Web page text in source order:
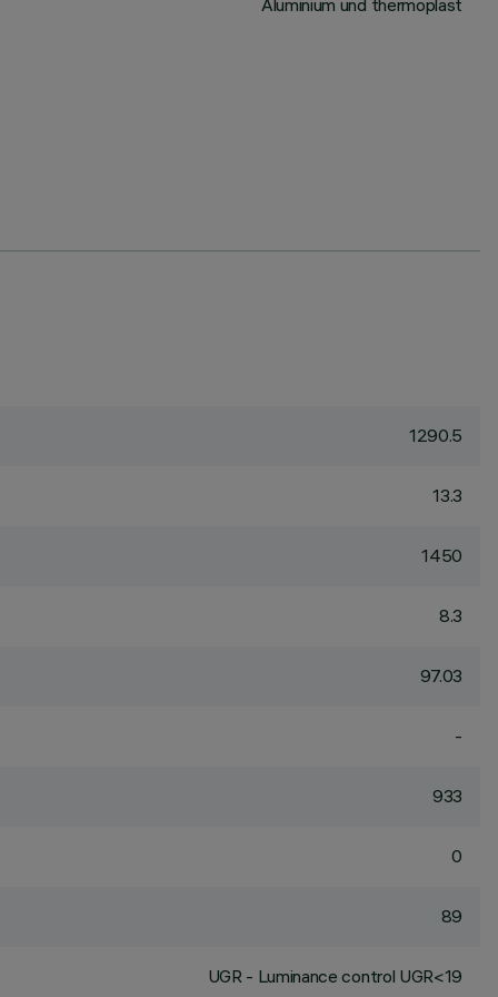
Aluminium und thermoplast
1290.5
13.3
1450
8.3
97.03
-
933
0
89
UGR - Luminance control UGR<19